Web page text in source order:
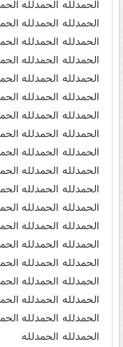
الحمدلله الحمدلله
الحمدلله الحمدلله
الحمدلله الحمدلله
الحمدلله الحمدلله
الحمدلله الحمدلله
الحمدلله الحمدلله
الحمدلله الحمدلله
الحمدلله الحمدلله
الحمدلله الحمدلله
الحمدلله الحمدلله
الحمدلله الحمدلله
الحمدلله الحمدلله
الحمدلله الحمدلله
الحمدلله الحمدلله
الحمدلله الحمدلله
الحمدلله الحمدلله
الحمدلله الحمدلله
الحمدلله الحمدلله
الحمدلله الحمدلله